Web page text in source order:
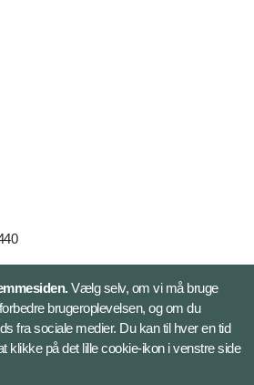
Vælg selv, om vi må bruge
brugeroplevelsen, og om du
fra sociale medier. Du kan til hver en tid
på det lille cookie-ikon i venstre side